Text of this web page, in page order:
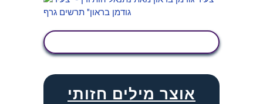
אוצר מילים חזותי